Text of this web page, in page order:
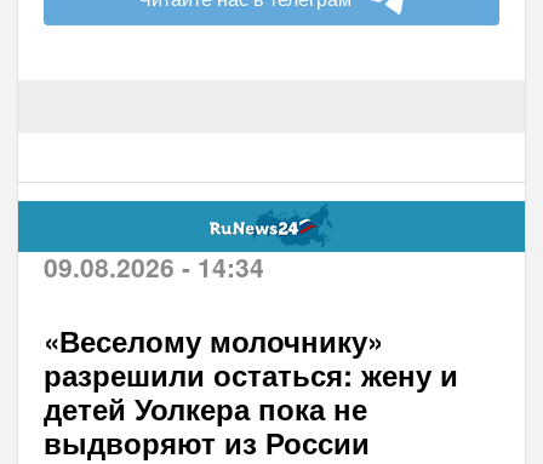
09.08.2026 - 14:34
«Веселому молочнику»
разрешили остаться: жену и
детей Уолкера пока не
выдворяют из России